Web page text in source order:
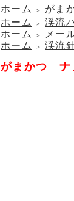
ホーム ＞ がま
ホーム
＞ 渓流
ホーム
＞
メー
ホーム
＞ 渓流
がまかつ ナ